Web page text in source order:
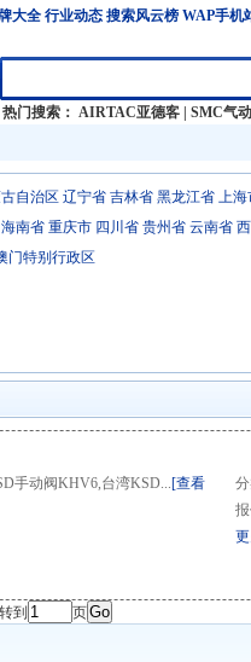
大全 行业动态 搜索风云榜 WAP手机
热门搜索： AIRTAC亚德客
SMC气动
自治区 辽宁省 吉林省 黑龙江省 上海
海南省 重庆市 四川省 贵州省 云南省
门特别行政区
手动阀KHV6,台湾KSD...[查看
到 页